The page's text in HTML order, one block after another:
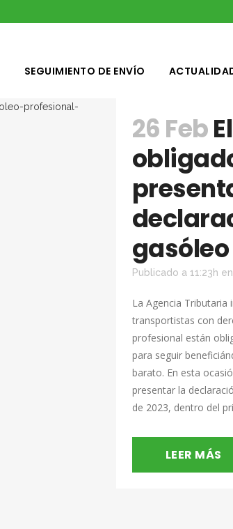
SEGUIMIENTO DE ENVÍO
26 Feb
Publicado a 11:23h en
La Agencia Tributaria
transportistas con
profesional están
para seguir
barato. En esta
presentar la
de 2023, dentro del
LEER MÁS